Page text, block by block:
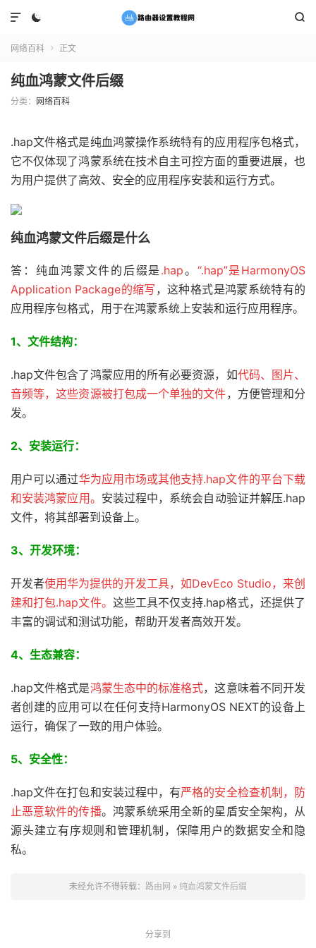
 

网络百科  正文
纯血鸿蒙文件后缀
分类： 网络百科
.hap文件格式是纯血鸿蒙操作系统特有的应用程序包格式，
它不仅体现了鸿蒙系统在技术自主可控方面的重要进展，也
为用户提供了高效、安全的应用程序安装和运行方式。
纯血鸿蒙文件后缀是什么
答：纯血鸿蒙文件的后缀是 .hap。 “.hap”是HarmonyOS
Application Package的缩写 ，这种格式是鸿蒙系统特有的
应用程序包格式，用于在鸿蒙系统上安装和运行应用程序。
1、文件结构：
.hap文件包含了鸿蒙应用的所有必要资源，如代码、图片、
音频等，这些资源被打包成一个单独的文件，方便管理和分
发。
2、安装运行：
用户可以通过华为应用市场或其他支持.hap文件的平台下载
和安装鸿蒙应用。 安装过程中，系统会自动验证并解压.hap
文件，将其部署到设备上。
3、开发环境：
开发者使用华为提供的开发工具，如DevEco Studio，来创
建和打包.hap文件。 这些工具不仅支持.hap格式，还提供了
丰富的调试和测试功能，帮助开发者高效开发。
4、生态兼容：
.hap文件格式是鸿蒙生态中的标准格式，这意味着不同开发
者创建的应用可以在任何支持HarmonyOS NEXT的设备上
运行，确保了一致的用户体验。
5、 安全性：
.hap文件在打包和安装过程中，有严格的安全检查机制，防
止恶意软件的传播。鸿蒙系统采用全新的星盾安全架构，从
源头建立有序规则和管理机制，保障用户的数据安全和隐
私。
未经允许不得转载： 路由网 » 纯血鸿蒙文件后缀
分享到